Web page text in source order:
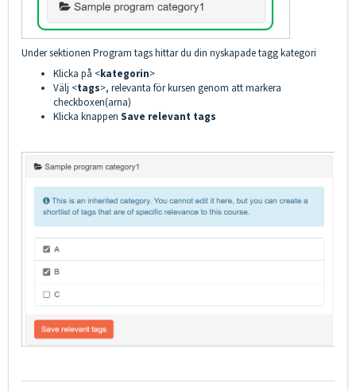
Under sektionen Program tags hittar du din nyskapade tagg kategori
Klicka på <kategorin>
Välj <tags>, relevanta för kursen genom att markera
checkboxen(arna)
Klicka knappen Save relevant tags